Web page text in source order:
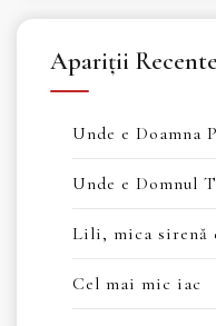
Apariții Recente
Unde e Doamna
Unde e Domnul
Lili, mica sirenă
Cel mai mic iac